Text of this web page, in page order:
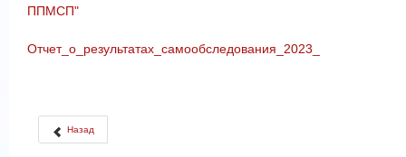
ППМСП"
Отчет_о_результатах_самообследования_2023_
Назад